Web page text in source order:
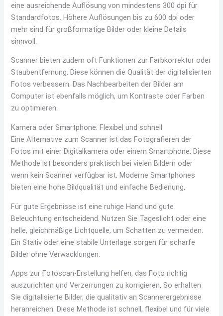
eine ausreichende Auflösung von mindestens 300 dpi für
Standardfotos. Höhere Auflösungen bis zu 600 dpi oder
mehr sind für großformatige Bilder oder kleine Details
sinnvoll.
Scanner bieten zudem oft Funktionen zur Farbkorrektur oder
Staubentfernung. Diese können die Qualität der digitalisierten
Fotos verbessern. Das Nachbearbeiten der Bilder am
Computer ist ebenfalls möglich, um Kontraste oder Farben
zu optimieren.
Kamera oder Smartphone: Flexibel und schnell
Eine Alternative zum Scanner ist das Fotografieren der
Fotos mit einer Digitalkamera oder einem Smartphone. Diese
Methode ist besonders praktisch bei vielen Bildern oder
wenn kein Scanner verfügbar ist. Moderne Smartphones
bieten eine hohe Bildqualität und einfache Bedienung.
Für gute Ergebnisse ist eine ruhige Hand und gute
Beleuchtung entscheidend. Nutzen Sie Tageslicht oder eine
helle, gleichmäßige Lichtquelle, um Schatten zu vermeiden.
Ein Stativ oder eine stabile Unterlage sorgen für scharfe
Bilder ohne Verwacklungen.
Apps zur Fotoscan-Erstellung helfen, das Foto richtig
auszurichten und Verzerrungen zu korrigieren. So erhalten
Sie digitalisierte Bilder, die qualitativ an Scannerergebnisse
heranreichen. Diese Methode ist schnell, flexibel und für viele